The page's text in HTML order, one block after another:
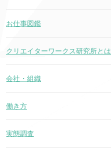
お仕事図鑑
クリエイターワークス研究所とは
会社・組織
働き方
実態調査